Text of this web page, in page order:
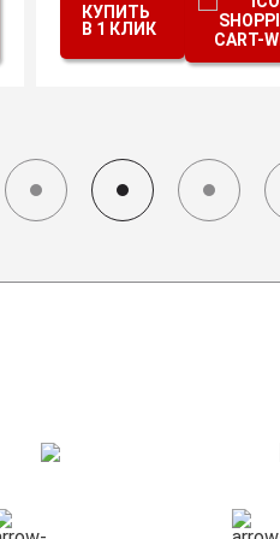
КУПИТЬ
В 1 КЛИК